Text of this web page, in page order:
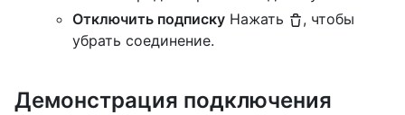
Отключить подписку Нажать
, чтобы
убрать соединение.
Демонстрация подключения